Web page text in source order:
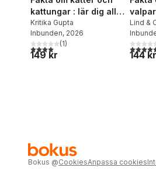
kattungar : lär dig allt
om världens kattraser
Kritika Gupta
Inbunden, 2026
4,0utav 5 stjärnor. Totalt antal röster:
(1)
149 kr
Lind &
5,0utav
144 kr
Bokus @CookiesAnpassa cookies